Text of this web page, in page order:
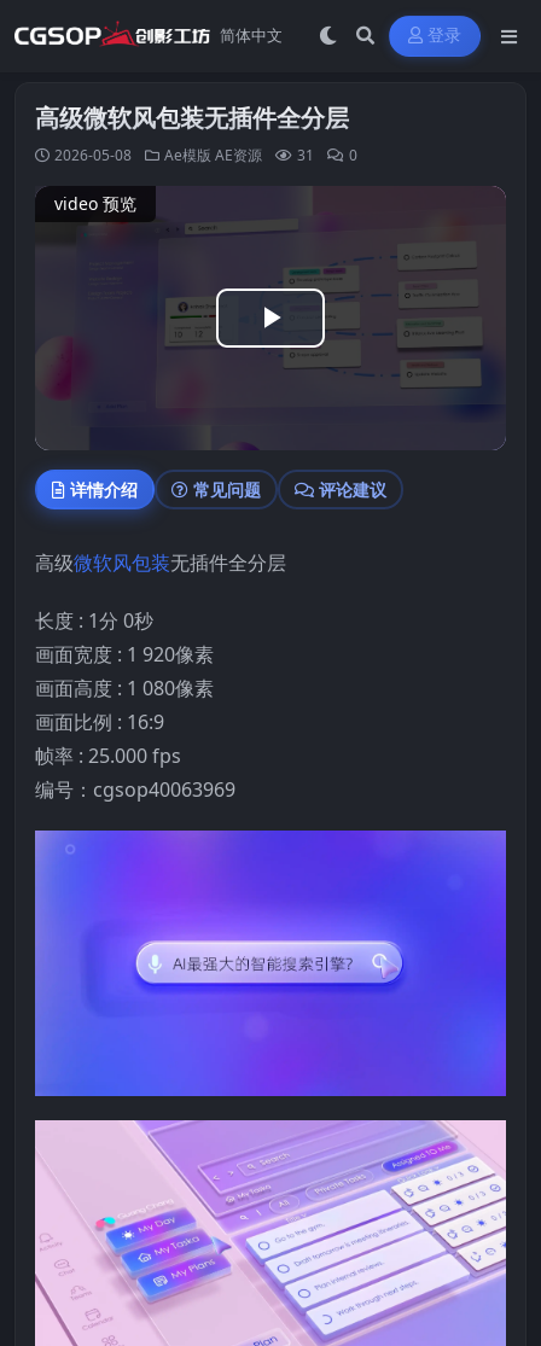
登录
高级微软风包装无插件全分层
2026-05-08 Ae模版 AE资源 31 0
video 预览
Play
详情介绍 常见问题 评论建议
高级微软风包装无插件全分层
长度 : 1分 0秒
画面宽度 : 1 920像素
画面高度 : 1 080像素
画面比例 : 16:9
帧率 : 25.000 fps
编号：cgsop40063969